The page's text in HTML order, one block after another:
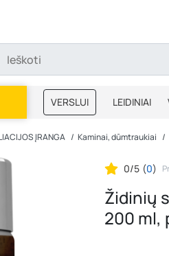
VERSLUI LEIDINIAI
MOKIBLOGAS
ĮRANGA Kaminai, dūmtraukiai
0/5 (0)
Židinių
200 ml,